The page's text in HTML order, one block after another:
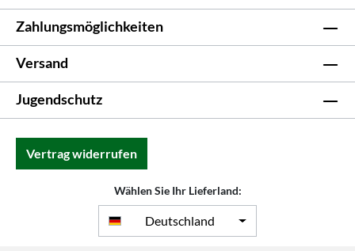
Zahlungsmöglichkeiten
Versand
Jugendschutz
Vertrag widerrufen
Wählen Sie Ihr Lieferland:
Deutschland